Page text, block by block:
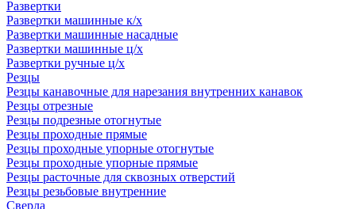
Развертки
Развертки машинные к/х
Развертки машинные насадные
Развертки машинные ц/х
Развертки ручные ц/х
Резцы
Резцы канавочные для нарезания внутренних канавок
Резцы отрезные
Резцы подрезные отогнутые
Резцы проходные прямые
Резцы проходные упорные отогнутые
Резцы проходные упорные прямые
Резцы расточные для сквозных отверстий
Резцы резьбовые внутренние
Сверла